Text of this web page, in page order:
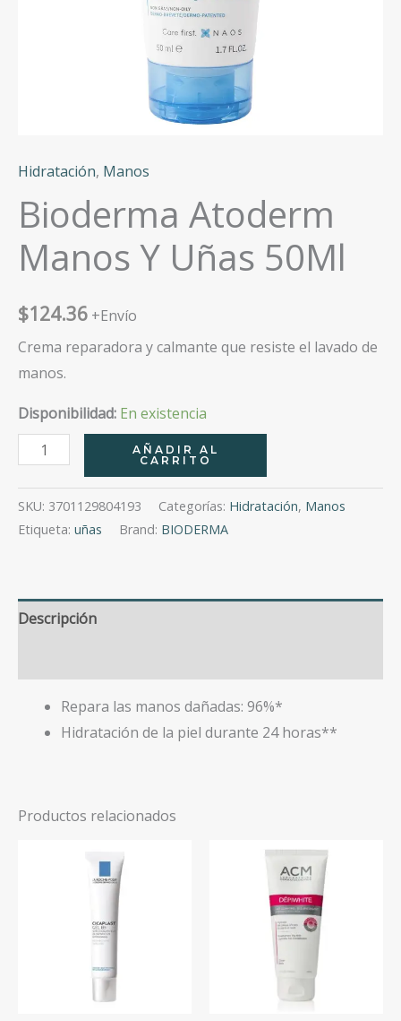
Hidratación, Manos
Bioderma Atoderm
Manos Y Uñas 50Ml
$124.36 +Envío
Crema reparadora y calmante que resiste el lavado de
manos.
Disponibilidad: En existencia
Bioderma
Atoderm
Manos
Y
cantidad
AÑADIR AL
CARRITO
SKU: 3701129804193 Categorías: Hidratación, Manos
Etiqueta: uñas Brand: BIODERMA
Descripción
Repara las manos dañadas: 96%*
Hidratación de la piel durante 24 horas**
Productos relacionados